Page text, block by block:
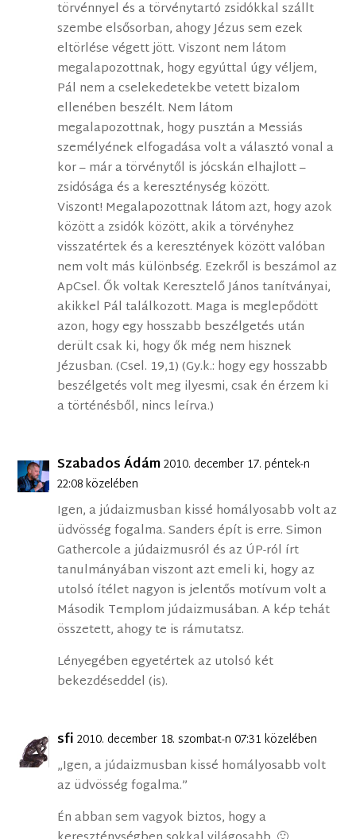
törvénnyel és a törvénytartó zsidókkal szállt
szembe elsősorban, ahogy Jézus sem ezek
eltörlése végett jött. Viszont nem látom
megalapozottnak, hogy egyúttal úgy véljem,
Pál nem a cselekedetekbe vetett bizalom
ellenében beszélt. Nem látom
megalapozottnak, hogy pusztán a Messiás
személyének elfogadása volt a választó vonal a
kor – már a törvénytől is jócskán elhajlott –
zsidósága és a kereszténység között.
Viszont! Megalapozottnak látom azt, hogy azok
között a zsidók között, akik a törvényhez
visszatértek és a keresztények között valóban
nem volt más különbség. Ezekről is beszámol az
ApCsel. Ők voltak Keresztelő János tanítványai,
akikkel Pál találkozott. Maga is meglepődött
azon, hogy egy hosszabb beszélgetés után
derült csak ki, hogy ők még nem hisznek
Jézusban. (Csel. 19,1) (Gy.k.: hogy egy hosszabb
beszélgetés volt meg ilyesmi, csak én érzem ki
a történésből, nincs leírva.)
Szabados Ádám2010. december 17. péntek-n
22:08 közelében
Igen, a júdaizmusban kissé homályosabb volt az
üdvösség fogalma. Sanders épít is erre. Simon
Gathercole a júdaizmusról és az ÚP-ról írt
tanulmányában viszont azt emeli ki, hogy az
utolsó ítélet nagyon is jelentős motívum volt a
Második Templom júdaizmusában. A kép tehát
összetett, ahogy te is rámutatsz.
Lényegében egyetértek az utolsó két
bekezdéseddel (is).
sfi 2010. december 18. szombat-n 07:31 közelében
„Igen, a júdaizmusban kissé homályosabb volt
az üdvösség fogalma.”
Én abban sem vagyok biztos, hogy a